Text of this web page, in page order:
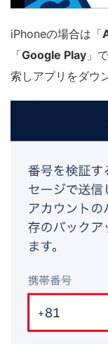
iPhoneの場合は「
「Google Play 」
索しアプリをダウ